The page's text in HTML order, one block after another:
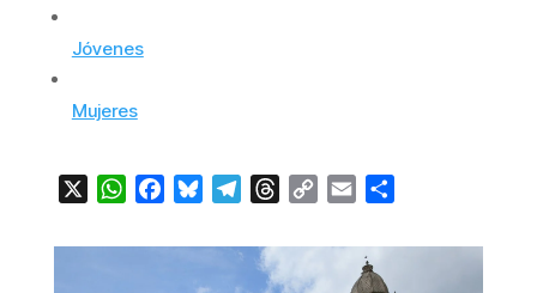
Jóvenes
Mujeres
WhatsApp
FacebookBlueskyTelegramThreads
Copy Email